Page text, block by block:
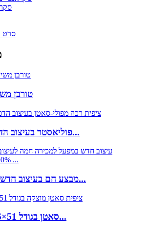
סרט
טורבן
פוליאסטר בעיצוב הדפס נמר...
מבצע חם בעיצוב חדש במפעל...
סאטן בגודל 51×76 ס"מ...